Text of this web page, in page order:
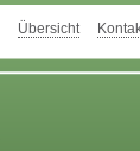
Übersicht